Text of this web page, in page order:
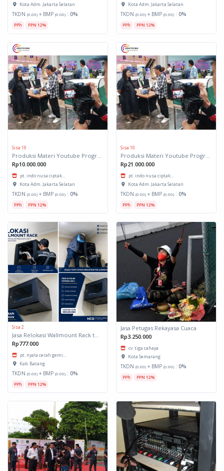
Kota Adm. Jakarta Selatan
TKDN (0.00) + BMP (0.00) : 0%
PPh PPN 12%
Kota Adm. Jakarta Selatan
TKDN (0.00) + BMP (0.00) : 0%
PPh PPN 12%
Sisa 10
Rp10.000.000
pt. indo nusa ciptak...
Kota Adm. Jakarta Selatan
TKDN (0.00) + BMP (0.00) : 0%
PPh PPN 12%
Sisa 10
Rp21.000.000
pt. indo nusa ciptak...
Kota Adm. Jakarta Selatan
TKDN (0.00) + BMP (0.00) : 0%
PPh PPN 12%
Sisa 2
Rp777.000
pt. nyala cerah gemi...
Kab. Batang
TKDN (0.00) + BMP (0.00) : 0%
PPh PPN 12%
Jasa Petugas Rekayasa Cuaca
Rp3.250.000
cv. tiga cahaya
Kota Semarang
TKDN (0.00) + BMP (0.00) : 0%
PPh PPN 12%